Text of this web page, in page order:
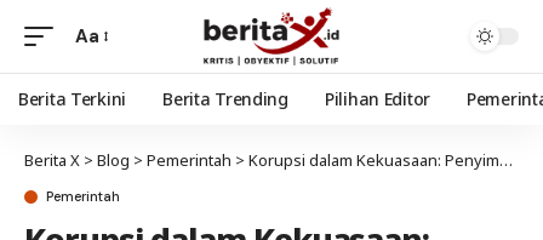
Aa
Berita Terkini Berita Trending Pilihan Editor
Berita X > Blog > Pemerintah > Korupsi dalam Kekuasaan: Penyimpangan yang Dibiarkan Menjadi Sistem
Pemerintah